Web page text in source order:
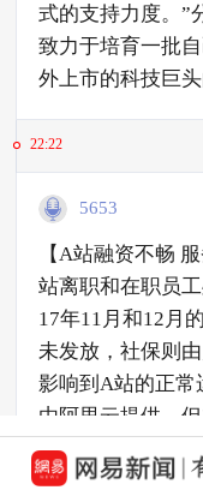
式的支持力度。”
致力于培育一批
外上市的科技巨
22:22
5653
【A站融资不畅
站离职和在职员
17年11月和12月
未发放，社保则
影响到A站的正常
由阿里云提供，
若未能续费，A站